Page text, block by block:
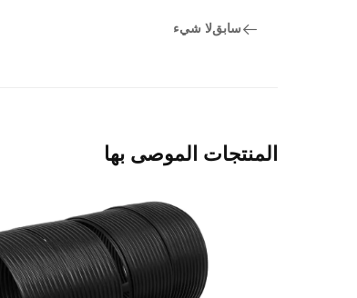
سابقلا شيء
المنتجات الموصى بها